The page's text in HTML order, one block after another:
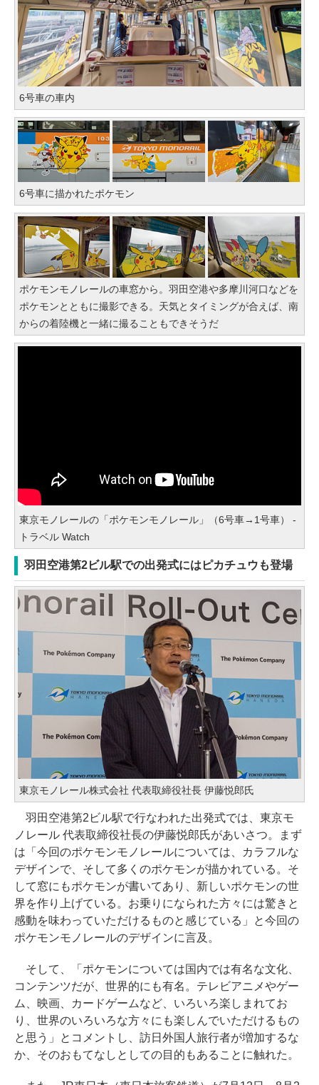
6号車の車内
6号車に描かれたポケモン
ポケモンモノレールの車窓から。羽田空港や多摩川河口などを
ポケモンとともに撮影できる。天気とタイミングが合えば、南
からの着陸機と一緒に撮ることもできそうだ
東京モノレールの「ポケモンモノレール」（6号車→1号車） -
トラベル Watch
羽田空港第2ビル駅での出発式にはピカチュウも登場
東京モノレール株式会社 代表取締役社長 伊藤悦郎氏
羽田空港第2ビル駅で行なわれた出発式では、東京モ
ノレール 代表取締役社長の伊藤悦郎氏があいさつ。まず
は「今回のポケモンモノレールについては、カラフルな
デザインで、そして多くのポケモンが描かれている。そ
して窓にもポケモンが書いてあり、新しいポケモンの世
界を作り上げている。お乗りになられた方々には驚きと
感動を味わっていただけるものと感じている」と今回の
ポケモンモノレールのデザインに言及。
そして、「ポケモンについては国内では有名な文化、
コンテンツだが、世界的にも有名。テレビアニメやゲー
ム、映画、カードゲームなど、いろいろ楽しまれてお
り、世界のいろいろな方々にも楽しんでいただけるもの
と思う」とコメントし、訪日外国人旅行者が増加するな
か、そのおもてなしとしての目的もあることに触れた。